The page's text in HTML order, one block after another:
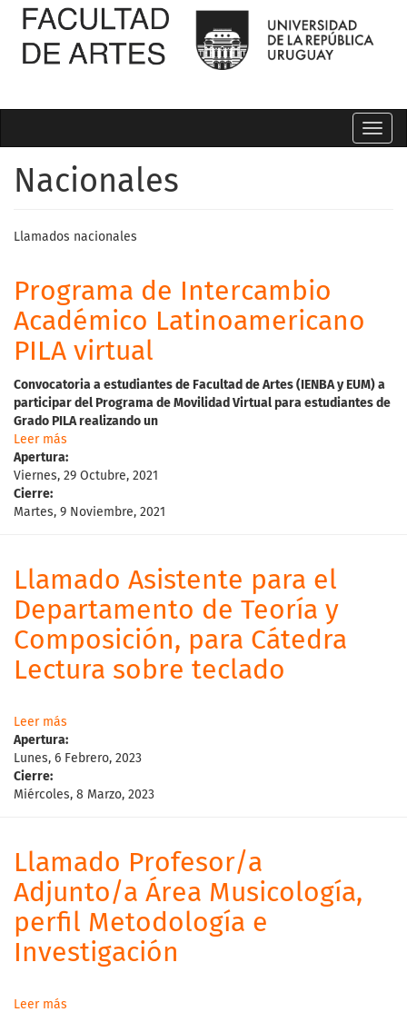
Toggle
Nacionales
Llamados nacionales
Programa de Intercambio
Académico Latinoamericano
PILA virtual
Convocatoria a estudiantes de Facultad de Artes ( IENBA y EUM) a
participar del Programa de Movilidad Virtual para estudiantes de
Grado PILA realizando un
Leer más
Apertura:
Viernes, 29 Octubre, 2021
Cierre:
Martes, 9 Noviembre, 2021
Llamado Asistente para el
Departamento de Teoría y
Composición, para Cátedra
Lectura sobre teclado
Leer más
Apertura:
Lunes, 6 Febrero, 2023
Cierre:
Miércoles, 8 Marzo, 2023
Llamado Profesor/a
Adjunto/a Área Musicología,
perfil Metodología e
Investigación
Leer más